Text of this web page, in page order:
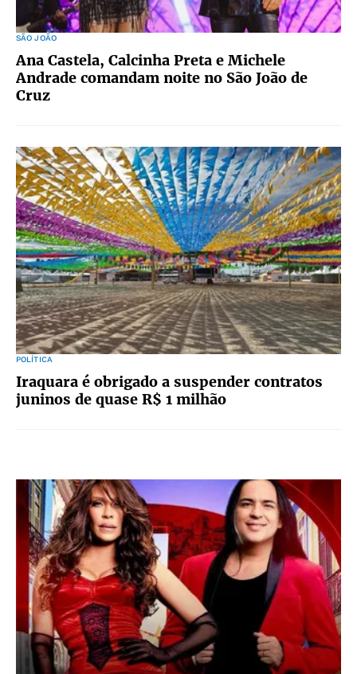
SÃO JOÃO
Ana Castela, Calcinha Preta e Michele
Andrade comandam noite no São João de
Cruz
POLÍTICA
Iraquara é obrigado a suspender contratos
juninos de quase R$ 1 milhão